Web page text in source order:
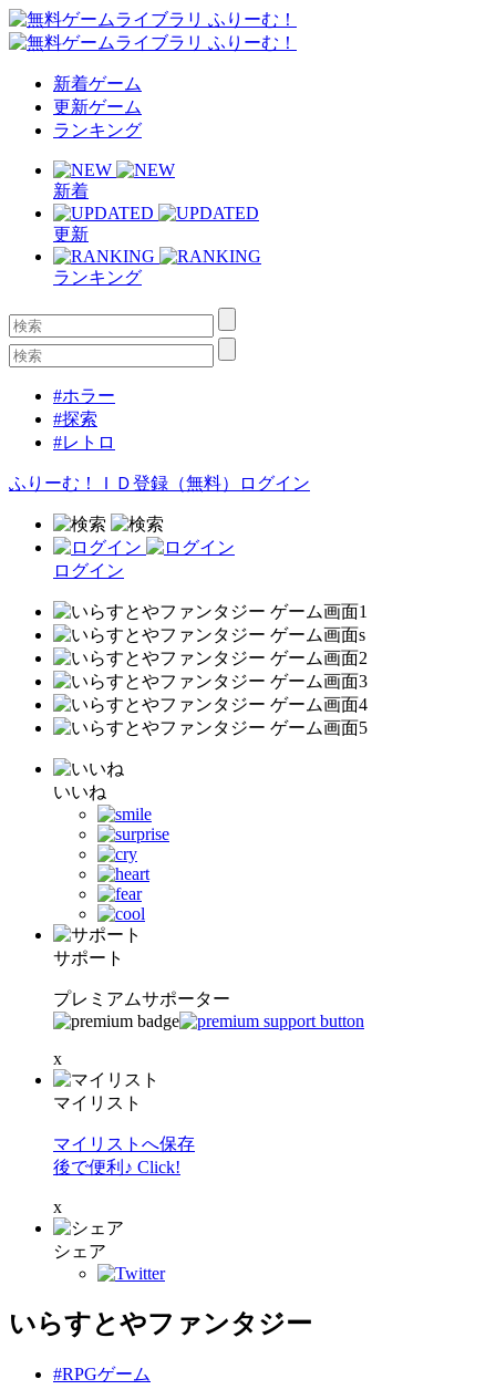
新着ゲーム
更新ゲーム
ランキング
新着
更新
ランキング
#ホラー
#探索
#レトロ
ふりーむ！ＩＤ登録（無料） ログイン
ログイン
いいね
サポート
プレミアムサポーター
x
マイリスト
マイリストへ保存
後で便利♪ Click!
x
シェア
いらすとやファンタジー
#RPGゲーム